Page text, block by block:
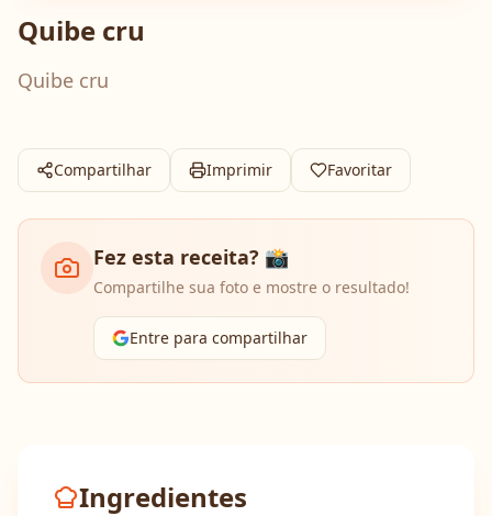
Quibe cru
Quibe cru
Compartilhar Imprimir Favoritar
Fez esta receita? 📸
Compartilhe sua foto e mostre o resultado!
Entre para compartilhar
Ingredientes